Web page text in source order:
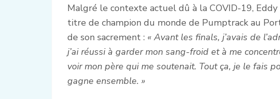
Malgré le contexte actuel dû à la COVID-19,
titre de champion du monde de Pumptrack au
de son sacrement : « Avant les finals, j’avais de
j’ai réussi à garder mon sang-froid et à me
voir mon père qui me soutenait. Tout ça, je le fais
gagne ensemble. »